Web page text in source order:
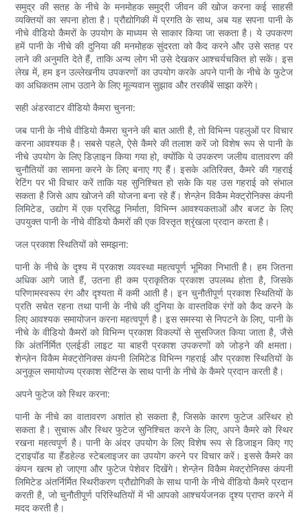
समुद्र की सतह के नीचे के मनमोहक समुद्री जीवन की खोज करना कई साहसी
व्यक्तियों का सपना होता है। प्रौद्योगिकी में प्रगति के साथ, अब यह सपना पानी के
नीचे वीडियो कैमरों के उपयोग के माध्यम से साकार किया जा सकता है। ये उपकरण
हमें पानी के नीचे की दुनिया की मनमोहक सुंदरता को कैद करने और उसे सतह पर
लाने की अनुमति देते हैं, ताकि अन्य लोग भी उसे देखकर आश्चर्यचकित हो सकें। इस
लेख में, हम इन उल्लेखनीय उपकरणों का उपयोग करके अपने पानी के नीचे के फुटेज
का अधिकतम लाभ उठाने के लिए मूल्यवान सुझाव और तरकीबें साझा करेंगे।
सही अंडरवाटर वीडियो कैमरा चुनना:
जब पानी के नीचे वीडियो कैमरा चुनने की बात आती है, तो विभिन्न पहलुओं पर विचार
करना आवश्यक है। सबसे पहले, ऐसे कैमरे की तलाश करें जो विशेष रूप से पानी के
नीचे उपयोग के लिए डिज़ाइन किया गया हो, क्योंकि ये उपकरण जलीय वातावरण की
चुनौतियों का सामना करने के लिए बनाए गए हैं। इसके अतिरिक्त, कैमरे की गहराई
रेटिंग पर भी विचार करें ताकि यह सुनिश्चित हो सके कि यह उस गहराई को संभाल
सकता है जिसे आप खोजने की योजना बना रहे हैं। शेन्ज़ेन विकैम मेक्ट्रोनिक्स कंपनी
लिमिटेड, उद्योग में एक प्रसिद्ध निर्माता, विभिन्न आवश्यकताओं और बजट के लिए
उपयुक्त पानी के नीचे वीडियो कैमरों की एक विस्तृत श्रृंखला प्रदान करता है।
जल प्रकाश स्थितियों को समझना:
पानी के नीचे के दृश्य में प्रकाश व्यवस्था महत्वपूर्ण भूमिका निभाती है। हम जितना
अधिक आगे जाते हैं, उतना ही कम प्राकृतिक प्रकाश उपलब्ध होता है, जिसके
परिणामस्वरूप रंग और दृश्यता में कमी आती है। इन चुनौतीपूर्ण प्रकाश स्थितियों के
प्रति सचेत रहना तथा पानी के नीचे की दुनिया के वास्तविक रंगों को कैद करने के
लिए आवश्यक समायोजन करना महत्वपूर्ण है। इस समस्या से निपटने के लिए, पानी के
नीचे के वीडियो कैमरों को विभिन्न प्रकाश विकल्पों से सुसज्जित किया जाता है, जैसे
कि अंतर्निर्मित एलईडी लाइट या बाहरी प्रकाश उपकरणों को जोड़ने की क्षमता।
शेन्ज़ेन विकैम मेक्ट्रोनिक्स कंपनी लिमिटेड विभिन्न गहराई और प्रकाश स्थितियों के
अनुकूल समायोज्य प्रकाश सेटिंग्स के साथ पानी के नीचे के कैमरे प्रदान करती है।
अपने फुटेज को स्थिर करना:
पानी के नीचे का वातावरण अशांत हो सकता है, जिसके कारण फुटेज अस्थिर हो
सकता है। सुचारू और स्थिर फुटेज सुनिश्चित करने के लिए, अपने कैमरे को स्थिर
रखना महत्वपूर्ण है। पानी के अंदर उपयोग के लिए विशेष रूप से डिजाइन किए गए
ट्राइपॉड या हैंडहेल्ड स्टेबलाइजर का उपयोग करने पर विचार करें। इससे कैमरे का
कंपन खत्म हो जाएगा और फुटेज पेशेवर दिखेंगे। शेन्ज़ेन विकैम मेक्ट्रोनिक्स कंपनी
लिमिटेड अंतर्निर्मित स्थिरीकरण प्रौद्योगिकी के साथ पानी के नीचे वीडियो कैमरे प्रदान
करती है, जो चुनौतीपूर्ण परिस्थितियों में भी आपको आश्चर्यजनक दृश्य प्राप्त करने में
मदद करती है।